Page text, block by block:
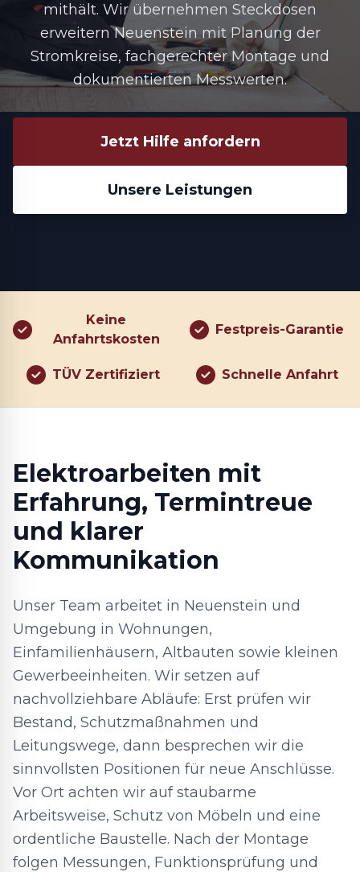
mithält. Wir übernehmen Steckdosen
erweitern Neuenstein mit Planung der
Stromkreise, fachgerechter Montage und
dokumentierten Messwerten.
Jetzt Hilfe anfordern
Unsere Leistungen
Keine
Anfahrtskosten
Festpreis-Garantie
TÜV Zertifiziert Schnelle Anfahrt
Elektroarbeiten mit
Erfahrung, Termin­treue
und klarer
Kommunikation
Unser Team arbeitet in Neuenstein und
Umgebung in Wohnungen,
Einfamilienhäusern, Altbauten sowie kleinen
Gewerbeeinheiten. Wir setzen auf
nachvollziehbare Abläufe: Erst prüfen wir
Bestand, Schutzmaßnahmen und
Leitungswege, dann besprechen wir die
sinnvollsten Positionen für neue Anschlüsse.
Vor Ort achten wir auf staubarme
Arbeitsweise, Schutz von Möbeln und eine
ordentliche Baustelle. Nach der Montage
folgen Messungen, Funktionsprüfung und